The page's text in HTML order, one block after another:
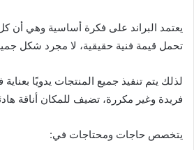
يعتمد البراند على فكرة أساسية وهي أن
تحمل قيمة فنية حقيقية، لا مجرد شكل
لذلك يتم تنفيذ جميع المنتجات يدويًا
فريدة وغير مكررة، تضيف للمكان أناقة
يتخصص حاجات ومحتاجات في: